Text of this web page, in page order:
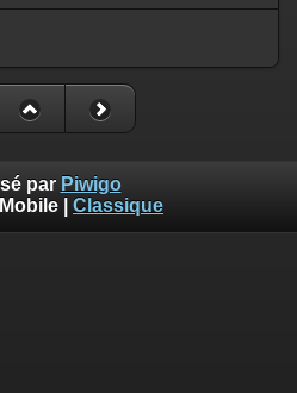
par Piwigo
Mobile Classique